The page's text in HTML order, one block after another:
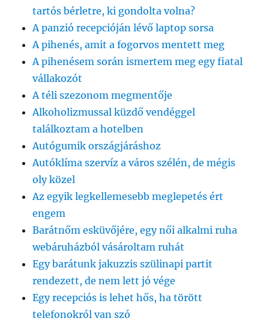
tartós bérletre, ki gondolta volna?
A panzió recepcióján lévő laptop sorsa
A pihenés, amit a fogorvos mentett meg
A pihenésem során ismertem meg egy fiatal
vállakozót
A téli szezonom megmentője
Alkoholizmussal küzdő vendéggel
találkoztam a hotelben
Autógumik országjáráshoz
Autóklíma szervíz a város szélén, de mégis
oly közel
Az egyik legkellemesebb meglepetés ért
engem
Barátnőm esküvőjére, egy női alkalmi ruha
webáruházból vásároltam ruhát
Egy barátunk jakuzzis szülinapi partit
rendezett, de nem lett jó vége
Egy recepciós is lehet hős, ha törött
telefonokról van szó